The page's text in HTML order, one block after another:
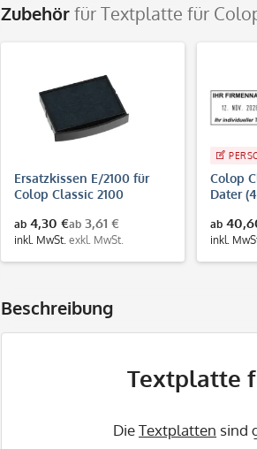
Zubehörfür Textplatte für
Ersatzkissen E/2100 für
Colop Classic 2100
ab 4,30 €
inkl. MwSt.
ab 3,61 €
exkl. MwSt.
Colop
Dater
ab
inkl.
Beschreibung
Textplatte
DieTextplatten sind